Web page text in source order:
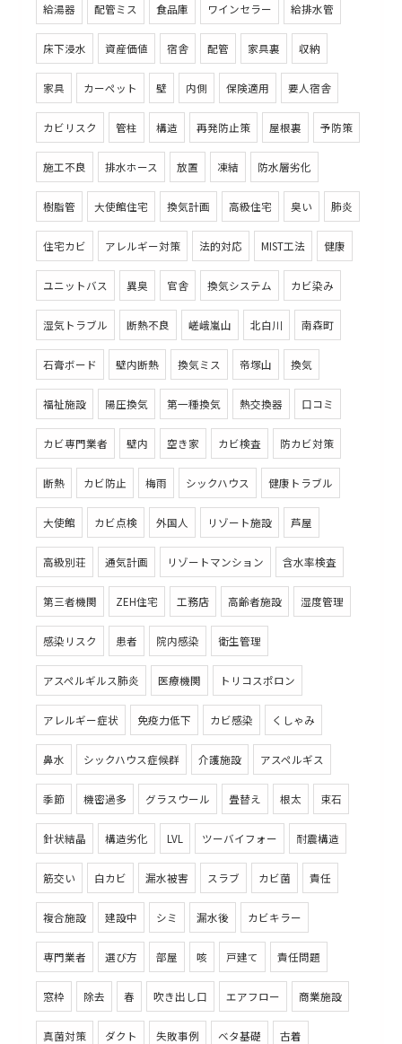
給湯器 配管ミス 食品庫 ワインセラー 給排水管
床下浸水 資産価値 宿舎 配管 家具裏 収納
家具 カーペット 壁 内側 保険適用 要人宿舎
カビリスク 管柱 構造 再発防止策 屋根裏 予防策
施工不良 排水ホース 放置 凍結 防水層劣化
樹脂管 大使館住宅 換気計画 高級住宅 臭い 肺炎
住宅カビ アレルギー対策 法的対応 MIST工法 健康
ユニットバス 異臭 官舎 換気システム カビ染み
湿気トラブル 断熱不良 嵯峨嵐山 北白川 南森町
石膏ボード 壁内断熱 換気ミス 帝塚山 換気
福祉施設 陽圧換気 第一種換気 熱交換器 口コミ
カビ専門業者 壁内 空き家 カビ検査 防カビ対策
断熱 カビ防止 梅雨 シックハウス 健康トラブル
大使館 カビ点検 外国人 リゾート施設 芦屋
高級別荘 通気計画 リゾートマンション 含水率検査
第三者機関 ZEH住宅 工務店 高齢者施設 湿度管理
感染リスク 患者 院内感染 衛生管理
アスペルギルス肺炎 医療機関 トリコスポロン
アレルギー症状 免疫力低下 カビ感染 くしゃみ
鼻水 シックハウス症候群 介護施設 アスペルギス
季節 機密過多 グラスウール 畳替え 根太 束石
針状結晶 構造劣化 LVL ツーバイフォー 耐震構造
筋交い 白カビ 漏水被害 スラブ カビ菌 責任
複合施設 建設中 シミ 漏水後 カビキラー
専門業者 選び方 部屋 咳 戸建て 責任問題
窓枠 除去 春 吹き出し口 エアフロー 商業施設
真菌対策 ダクト 失敗事例 ベタ基礎 古着